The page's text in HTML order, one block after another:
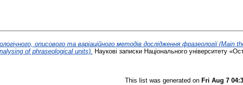
описового та варіаційного методів дослідження фразеології (Main
of phraseological units). Наукові записки Національного університету
This list was generated on Fri Aug 7